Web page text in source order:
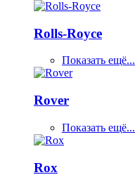
Rolls-Royce
Показать ещё...
Rover
Показать ещё...
Rox